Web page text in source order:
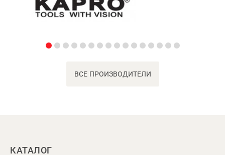
ВСЕ ПРОИЗВОДИТЕЛИ
КАТАЛОГ